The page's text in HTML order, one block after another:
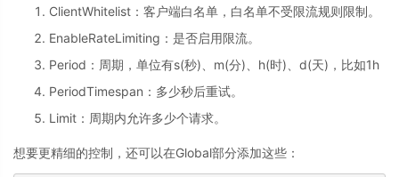
ClientWhitelist：客户端白名单，白名单不受限流规则限制。
EnableRateLimiting：是否启用限流。
Period：周期，单位有s(秒)、m(分)、h(时)、d(天)，比如1h
PeriodTimespan：多少秒后重试。
Limit：周期内允许多少个请求。
想要更精细的控制，还可以在Global部分添加这些：